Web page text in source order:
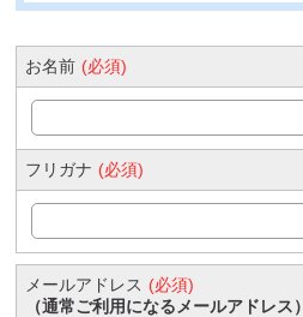
お名前 (必須)
フリガナ (必須)
メールアドレス (必須)
（通常ご利用になるメールアドレス）